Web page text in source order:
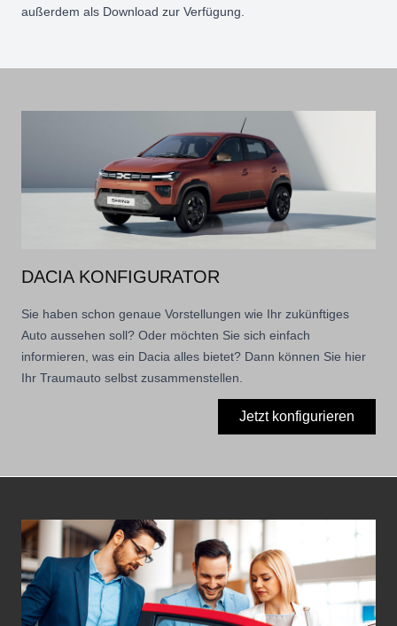
außerdem als Download zur Verfügung.
DACIA KONFIGURATOR
Sie haben schon genaue Vorstellungen wie Ihr zukünftiges
Auto aussehen soll? Oder möchten Sie sich einfach
informieren, was ein Dacia alles bietet? Dann können Sie hier
Ihr Traumauto selbst zusammenstellen.
Jetzt konfigurieren